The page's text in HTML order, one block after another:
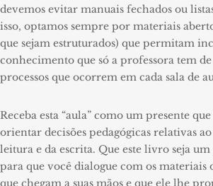
devemos evitar manuais fechados ou
isso, optamos sempre por materiais
que sejam estruturados) que permitam
conhecimento que só a professora tem de
processos que ocorrem em cada sala de
Receba esta “aula” como um presente
orientar decisões pedagógicas relativas
leitura e da escrita. Que este livro seja
para que você dialogue com os materiais
que chegam a suas mãos e que ele lhe